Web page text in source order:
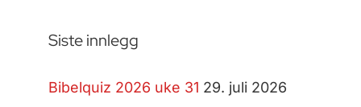
Siste innlegg
Bibelquiz 2026 uke 31 29. juli 2026